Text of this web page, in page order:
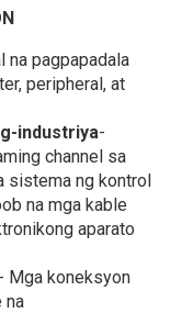
na pagpapadala
peripheral, at
industriya-
channel sa
sistema ng kontrol
na mga kable
aparato
- Mga koneksyon
na